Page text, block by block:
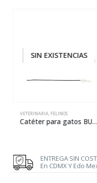
SIN EXISTENCIAS
VETERINARIA,FELINOS
Catéter para gatos BUSTER Easy Slide – 12 x 140 mm
ENTREGA SIN
En CDMX Y Edo